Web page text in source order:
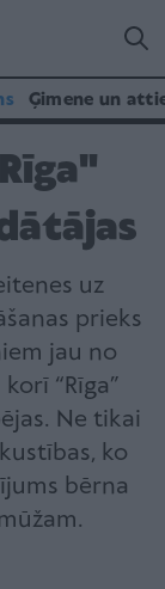
Ģimene un
uz
prieks
jau no
“Rīga”
Ne tikai
ko
bērna